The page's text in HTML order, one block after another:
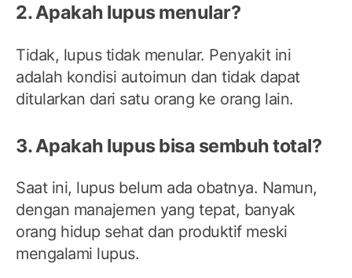
2. Apakah lupus menular?
Tidak, lupus tidak menular. Penyakit ini
adalah kondisi autoimun dan tidak dapat
ditularkan dari satu orang ke orang lain.
3. Apakah lupus bisa sembuh total?
Saat ini, lupus belum ada obatnya. Namun,
dengan manajemen yang tepat, banyak
orang hidup sehat dan produktif meski
mengalami lupus.